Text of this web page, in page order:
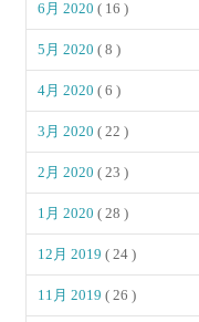
6月 2020( 16 )
5月 2020( 8 )
4月 2020( 6 )
3月 2020( 22 )
2月 2020( 23 )
1月 2020( 28 )
12月 2019( 24 )
11月 2019( 26 )